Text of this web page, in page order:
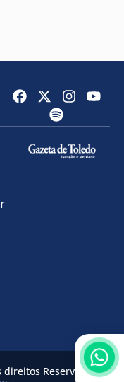
direitos Reservados.